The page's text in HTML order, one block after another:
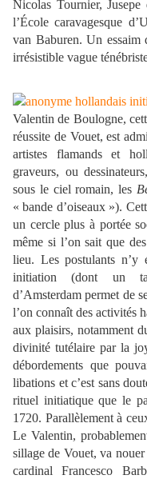
Nicolas Tournier,
l’École caravagesque
van Baburen. Un essaim
irrésistible vague
Valentin de Boulogne,
réussite de Vouet, est
artistes flamands et
graveurs, ou
sous le ciel romain, les
« bande d’oiseaux »).
un cercle plus à portée
même si l’on sait que
lieu. Les postulants n’y
initiation (dont un
d’Amsterdam permet de
l’on connaît des activités
aux plaisirs, notamment
divinité tutélaire par la
débordements que
libations et c’est sans
rituel initiatique que le
1720. Parallèlement à
Le Valentin,
sillage de Vouet, va
cardinal Francesco